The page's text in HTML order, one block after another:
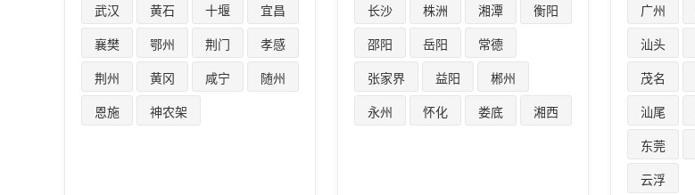
武汉 黄石 十堰
宜昌
襄樊
鄂州 荆门
孝感
荆州
黄冈 咸宁
随州
恩施
神农架
长沙 株洲 湘潭
衡阳
邵阳
岳阳
常德
张家界
益阳
郴州
永州
怀化 娄底 湘西
广州
汕头
茂名
汕尾
东莞
云浮